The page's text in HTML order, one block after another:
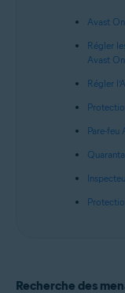
Avast
Régler
Avast
Régler
Pare-feu
Recherche des